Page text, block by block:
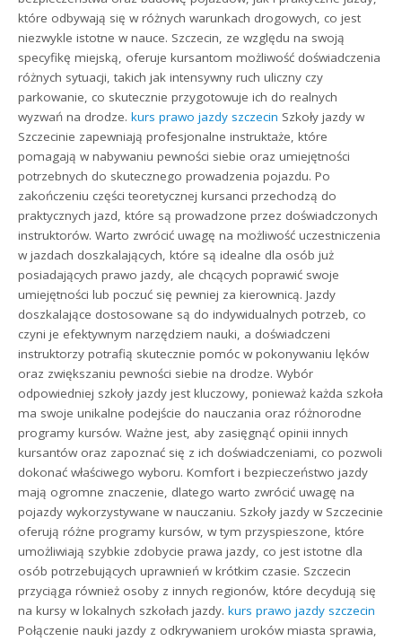
które odbywają się w różnych warunkach drogowych, co jest
niezwykle istotne w nauce. Szczecin, ze względu na swoją
specyfikę miejską, oferuje kursantom możliwość doświadczenia
różnych sytuacji, takich jak intensywny ruch uliczny czy
parkowanie, co skutecznie przygotowuje ich do realnych
wyzwań na drodze.kurs prawo jazdy szczecin Szkoły jazdy w
Szczecinie zapewniają profesjonalne instruktaże, które
pomagają w nabywaniu pewności siebie oraz umiejętności
potrzebnych do skutecznego prowadzenia pojazdu. Po
zakończeniu części teoretycznej kursanci przechodzą do
praktycznych jazd, które są prowadzone przez doświadczonych
instruktorów. Warto zwrócić uwagę na możliwość uczestniczenia
w jazdach doszkalających, które są idealne dla osób już
posiadających prawo jazdy, ale chcących poprawić swoje
umiejętności lub poczuć się pewniej za kierownicą. Jazdy
doszkalające dostosowane są do indywidualnych potrzeb, co
czyni je efektywnym narzędziem nauki, a doświadczeni
instruktorzy potrafią skutecznie pomóc w pokonywaniu lęków
oraz zwiększaniu pewności siebie na drodze. Wybór
odpowiedniej szkoły jazdy jest kluczowy, ponieważ każda szkoła
ma swoje unikalne podejście do nauczania oraz różnorodne
programy kursów. Ważne jest, aby zasięgnąć opinii innych
kursantów oraz zapoznać się z ich doświadczeniami, co pozwoli
dokonać właściwego wyboru. Komfort i bezpieczeństwo jazdy
mają ogromne znaczenie, dlatego warto zwrócić uwagę na
pojazdy wykorzystywane w nauczaniu. Szkoły jazdy w Szczecinie
oferują różne programy kursów, w tym przyspieszone, które
umożliwiają szybkie zdobycie prawa jazdy, co jest istotne dla
osób potrzebujących uprawnień w krótkim czasie. Szczecin
przyciąga również osoby z innych regionów, które decydują się
na kursy w lokalnych szkołach jazdy.kurs prawo jazdy szczecin
Połączenie nauki jazdy z odkrywaniem uroków miasta sprawia,